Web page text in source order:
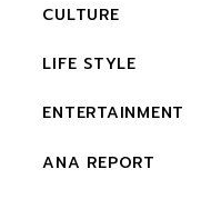
CULTURE
LIFE STYLE
ENTERTAINMENT
ANA REPORT